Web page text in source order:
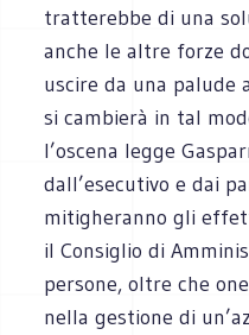
tratterebbe di una
anche le altre forze
uscire da una palude
si cambierà in tal
l’oscena legge
dall’esecutivo e dai
mitigheranno gli
il Consiglio di
persone, oltre che
nella gestione di